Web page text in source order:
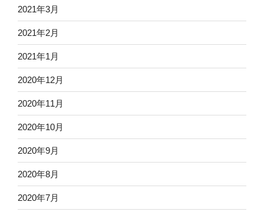
2021年3月
2021年2月
2021年1月
2020年12月
2020年11月
2020年10月
2020年9月
2020年8月
2020年7月